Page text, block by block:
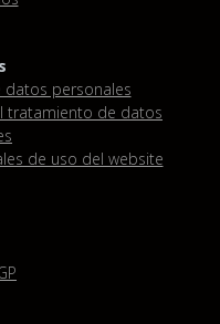
personales
tratamiento de datos
de uso del website